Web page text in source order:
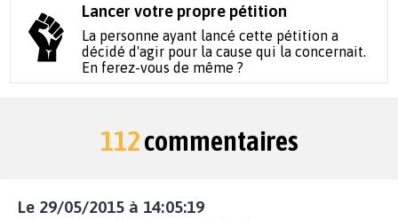
Lancer votre propre pétition
La personne ayant lancé cette pétition a
décidé d'agir pour la cause qui la concernait.
En ferez-vous de même ?
112commentaires
Le 29/05/2015 à 14:05:19